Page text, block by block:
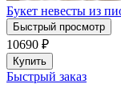
Букет невесты из
Быстрый просмотр
10690 ₽
Купить
Быстрый заказ